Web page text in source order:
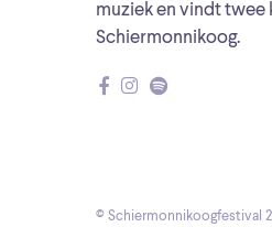
muziek en vindt twee
Schiermonnikoog.
© Schiermonnikoogfestival